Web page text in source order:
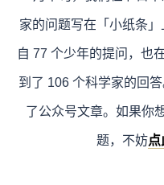
家的问题写在「小纸条
自 77 个少年的提问，也
到了 106 个科学家的回
了公众号文章。如果你
题，不妨